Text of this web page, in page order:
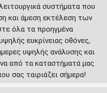
συστήματα που
και άμεση εκτέλεση των
όλα τα προηγμένα
ευκρίνειας οθόνες,
υψηλής ανάλυσης και
από τα καταστήματά μας
σας ταιριάζει σήμερα!